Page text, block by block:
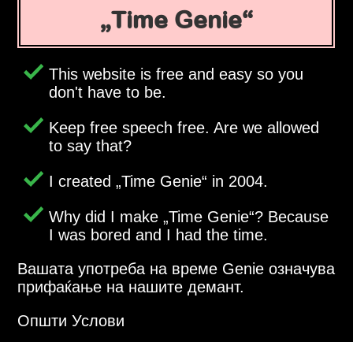
Time Genie
This website is free and easy so you
don't have to be.
Keep free speech free. Are we allowed
to say that?
I created Time Genie in 2004.
Why did I make Time Genie ? Because
I was bored and I had the time.
Вашата употреба на време Genie означува
прифаќање на нашите демант.
Општи Услови